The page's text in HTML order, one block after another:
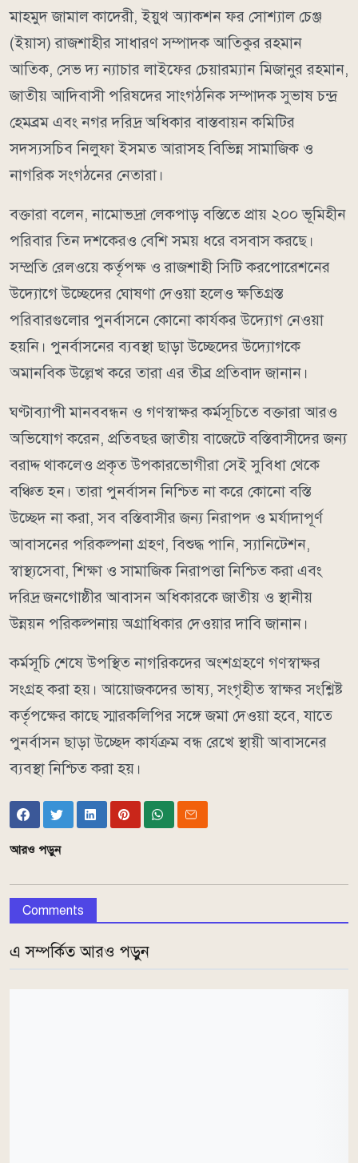
মাহমুদ জামাল কাদেরী, ইয়ুথ অ্যাকশন ফর সোশ্যাল চেঞ্জ
(ইয়াস) রাজশাহীর সাধারণ সম্পাদক আতিকুর রহমান
আতিক, সেভ দ্য ন্যাচার লাইফের চেয়ারম্যান মিজানুর রহমান,
জাতীয় আদিবাসী পরিষদের সাংগঠনিক সম্পাদক সুভাষ চন্দ্র
হেমব্রম এবং নগর দরিদ্র অধিকার বাস্তবায়ন কমিটির
সদস্যসচিব নিলুফা ইসমত আরাসহ বিভিন্ন সামাজিক ও
নাগরিক সংগঠনের নেতারা।
বক্তারা বলেন, নামোভদ্রা লেকপাড় বস্তিতে প্রায় ২০০ ভূমিহীন
পরিবার তিন দশকেরও বেশি সময় ধরে বসবাস করছে।
সম্প্রতি রেলওয়ে কর্তৃপক্ষ ও রাজশাহী সিটি করপোরেশনের
উদ্যোগে উচ্ছেদের ঘোষণা দেওয়া হলেও ক্ষতিগ্রস্ত
পরিবারগুলোর পুনর্বাসনে কোনো কার্যকর উদ্যোগ নেওয়া
হয়নি। পুনর্বাসনের ব্যবস্থা ছাড়া উচ্ছেদের উদ্যোগকে
অমানবিক উল্লেখ করে তারা এর তীব্র প্রতিবাদ জানান।
ঘণ্টাব্যাপী মানববন্ধন ও গণস্বাক্ষর কর্মসূচিতে বক্তারা আরও
অভিযোগ করেন, প্রতিবছর জাতীয় বাজেটে বস্তিবাসীদের জন্য
বরাদ্দ থাকলেও প্রকৃত উপকারভোগীরা সেই সুবিধা থেকে
বঞ্চিত হন। তারা পুনর্বাসন নিশ্চিত না করে কোনো বস্তি
উচ্ছেদ না করা, সব বস্তিবাসীর জন্য নিরাপদ ও মর্যাদাপূর্ণ
আবাসনের পরিকল্পনা গ্রহণ, বিশুদ্ধ পানি, স্যানিটেশন,
স্বাস্থ্যসেবা, শিক্ষা ও সামাজিক নিরাপত্তা নিশ্চিত করা এবং
দরিদ্র জনগোষ্ঠীর আবাসন অধিকারকে জাতীয় ও স্থানীয়
উন্নয়ন পরিকল্পনায় অগ্রাধিকার দেওয়ার দাবি জানান।
কর্মসূচি শেষে উপস্থিত নাগরিকদের অংশগ্রহণে গণস্বাক্ষর
সংগ্রহ করা হয়। আয়োজকদের ভাষ্য, সংগৃহীত স্বাক্ষর সংশ্লিষ্ট
কর্তৃপক্ষের কাছে স্মারকলিপির সঙ্গে জমা দেওয়া হবে, যাতে
পুনর্বাসন ছাড়া উচ্ছেদ কার্যক্রম বন্ধ রেখে স্থায়ী আবাসনের
ব্যবস্থা নিশ্চিত করা হয়।
আরও পড়ুন
Comments
এ সম্পর্কিত আরও পড়ুন